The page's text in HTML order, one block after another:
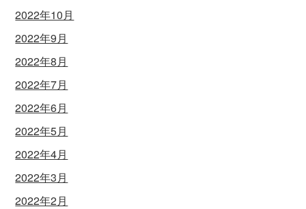
2022年10月
2022年9月
2022年8月
2022年7月
2022年6月
2022年5月
2022年4月
2022年3月
2022年2月